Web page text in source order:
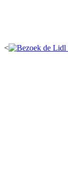
<